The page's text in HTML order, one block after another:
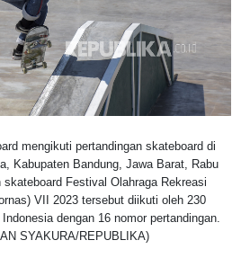
mengikuti pertandingan skateboard di
Kabupaten Bandung, Jawa Barat, Rabu
Festival Olahraga Rekreasi
VII 2023 tersebut diikuti oleh 230
dengan 16 nomor pertandingan.
SYAKURA/REPUBLIKA)